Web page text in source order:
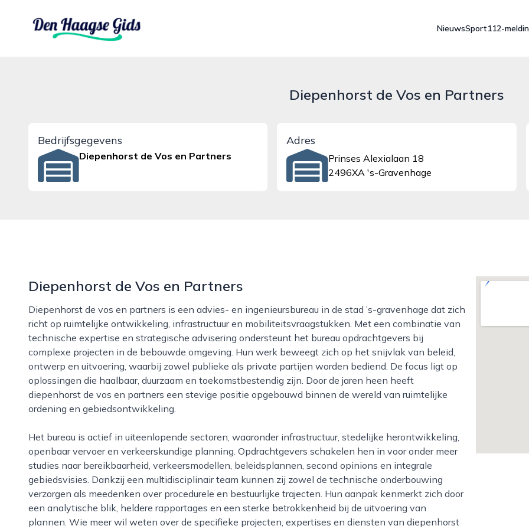
denhaagsegids.nl
NieuwsSport112-
Diepenhorst de Vos en Partners
Bedrijfsgegevens
Diepenhorst de Vos en Partners
Adres
Prinses Alexialaan 18
2496XA 's-Gravenhage
Diepenhorst de Vos en Partners
Diepenhorst de vos en partners is een advies- en ingenieursbureau in de stad ’s-gravenhage dat zich
richt op ruimtelijke ontwikkeling, infrastructuur en mobiliteitsvraagstukken. Met een combinatie van
technische expertise en strategische advisering ondersteunt het bureau opdrachtgevers bij
complexe projecten in de bebouwde omgeving. Hun werk beweegt zich op het snijvlak van beleid,
ontwerp en uitvoering, waarbij zowel publieke als private partijen worden bediend. De focus ligt op
oplossingen die haalbaar, duurzaam en toekomstbestendig zijn. Door de jaren heen heeft
diepenhorst de vos en partners een stevige positie opgebouwd binnen de wereld van ruimtelijke
ordening en gebiedsontwikkeling.
Het bureau is actief in uiteenlopende sectoren, waaronder infrastructuur, stedelijke herontwikkeling,
openbaar vervoer en verkeerskundige planning. Opdrachtgevers schakelen hen in voor onder meer
studies naar bereikbaarheid, verkeersmodellen, beleidsplannen, second opinions en integrale
gebiedsvisies. Dankzij een multidisciplinair team kunnen zij zowel de technische onderbouwing
verzorgen als meedenken over procedurele en bestuurlijke trajecten. Hun aanpak kenmerkt zich door
een analytische blik, heldere rapportages en een sterke betrokkenheid bij de uitvoering van
plannen. Wie meer wil weten over de specifieke projecten, expertises en diensten van diepenhorst